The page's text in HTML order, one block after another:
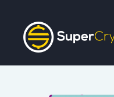
Chỉ Số SCN30
Tin Tức
Quan Điểm